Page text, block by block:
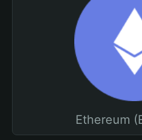
Ethereum